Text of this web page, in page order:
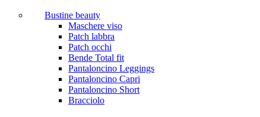
Bustine beauty
Maschere viso
Patch labbra
Patch occhi
Bende Total fit
Pantaloncino Leggings
Pantaloncino Capri
Pantaloncino Short
Bracciolo